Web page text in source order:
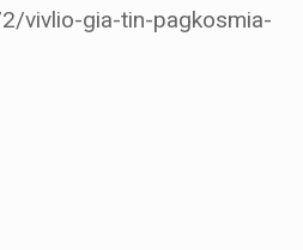
vivlio-gia-tin-pagkosmia-